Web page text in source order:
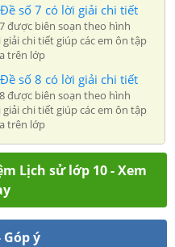
số 7 có lời giải chi tiết
được biên soạn theo hình
chi tiết giúp các em ôn tập
trên lớp
số 8 có lời giải chi tiết
được biên soạn theo hình
chi tiết giúp các em ôn tập
trên lớp
Lịch sử lớp 10 - Xem
ý